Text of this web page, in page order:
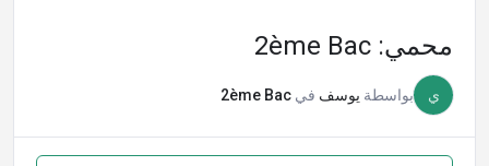
محمي: 2ème Bac
ي بواسطة يوسف في 2ème Bac